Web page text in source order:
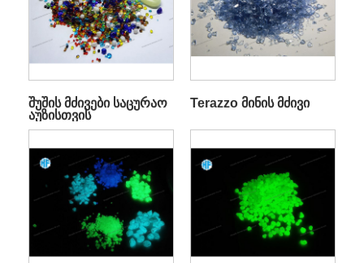
შუშის მძივები საცურაო
აუზისთვის
Terazzo მინის მძივი